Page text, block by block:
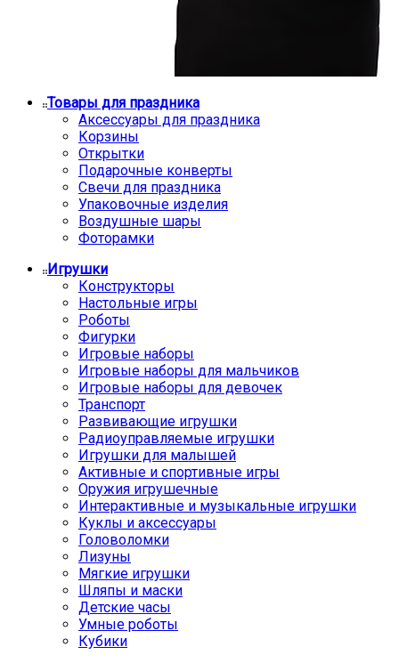
Товары для праздника
Аксессуары для праздника
Корзины
Открытки
Подарочные конверты
Свечи для праздника
Упаковочные изделия
Воздушные шары
Фоторамки
Игрушки
Конструкторы
Настольные игры
Роботы
Фигурки
Игровые наборы
Игровые наборы для мальчиков
Игровые наборы для девочек
Транспорт
Развивающие игрушки
Радиоуправляемые игрушки
Игрушки для малышей
Активные и спортивные игры
Оружия игрушечные
Интерактивные и музыкальные игрушки
Куклы и аксессуары
Головоломки
Лизуны
Мягкие игрушки
Шляпы и маски
Детские часы
Умные роботы
Кубики